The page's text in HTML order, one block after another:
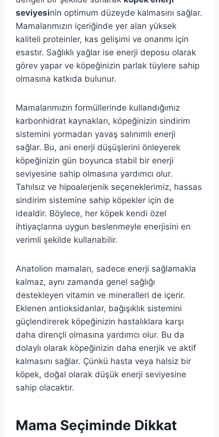
seviyesinin optimum düzeyde kalmasını sağlar.
Mamalarımızın içeriğinde yer alan yüksek
kaliteli proteinler, kas gelişimi ve onarımı için
esastır. Sağlıklı yağlar ise enerji deposu olarak
görev yapar ve köpeğinizin parlak tüylere sahip
olmasına katkıda bulunur.
Mamalarımızın formüllerinde kullandığımız
karbonhidrat kaynakları, köpeğinizin sindirim
sistemini yormadan yavaş salınımlı enerji
sağlar. Bu, ani enerji düşüşlerini önleyerek
köpeğinizin gün boyunca stabil bir enerji
seviyesine sahip olmasına yardımcı olur.
Tahılsız ve hipoalerjenik seçeneklerimiz, hassas
sindirim sistemine sahip köpekler için de
idealdir. Böylece, her köpek kendi özel
ihtiyaçlarına uygun beslenmeyle enerjisini en
verimli şekilde kullanabilir.
Anatolion mamaları, sadece enerji sağlamakla
kalmaz, aynı zamanda genel sağlığı
destekleyen vitamin ve mineralleri de içerir.
Eklenen antioksidanlar, bağışıklık sistemini
güçlendirerek köpeğinizin hastalıklara karşı
daha dirençli olmasına yardımcı olur. Bu da
dolaylı olarak köpeğinizin daha enerjik ve aktif
kalmasını sağlar. Çünkü hasta veya halsiz bir
köpek, doğal olarak düşük enerji seviyesine
sahip olacaktır.
Mama Seçiminde Dikkat